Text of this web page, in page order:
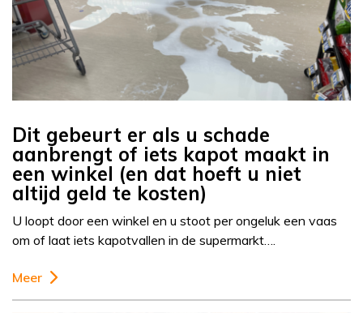
Dit gebeurt er als u schade
aanbrengt of iets kapot maakt in
een winkel (en dat hoeft u niet
altijd geld te kosten)
U loopt door een winkel en u stoot per ongeluk een vaas
om of laat iets kapotvallen in de supermarkt….
Meer